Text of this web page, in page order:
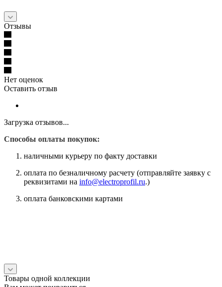
Отзывы
Нет оценок
Оставить отзыв
Загрузка отзывов...
Способы оплаты покупок:
наличными курьеру по факту доставки
оплата по безналичному расчету (отправляйте заявку с
реквизитами на info@electroprofil.ru.)
оплата банковскими картами
Товары одной коллекции